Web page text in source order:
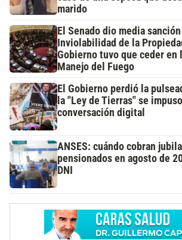
marido
El Senado dio media
Inviolabilidad de la
Gobierno tuvo que ceder en
Manejo del Fuego
El Gobierno perdió la
la "Ley de Tierras" se
conversación digital
ANSES: cuándo cobran
pensionados en agosto de
DNI